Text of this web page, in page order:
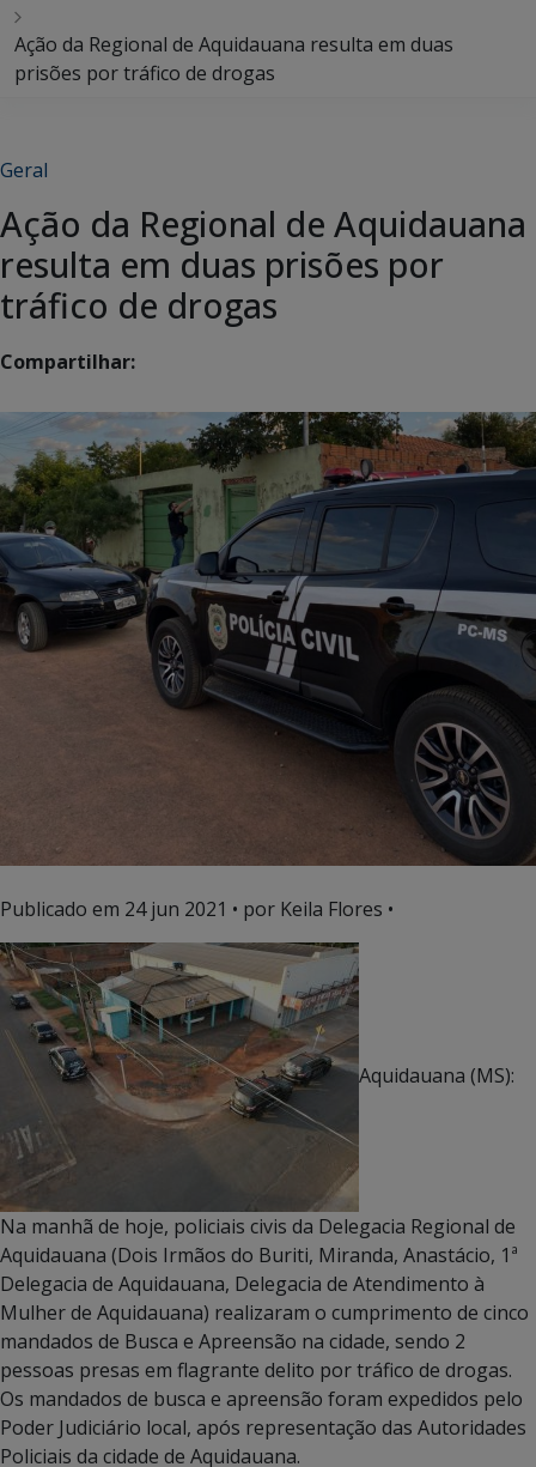
Ação da Regional de Aquidauana resulta em duas
prisões por tráfico de drogas
Geral
Ação da Regional de Aquidauana
resulta em duas prisões por
tráfico de drogas
Compartilhar:
Publicado em 24 jun 2021 • por Keila Flores •
Aquidauana (MS):
Na manhã de hoje, policiais civis da Delegacia Regional de
Aquidauana (Dois Irmãos do Buriti, Miranda, Anastácio, 1ª
Delegacia de Aquidauana, Delegacia de Atendimento à
Mulher de Aquidauana) realizaram o cumprimento de cinco
mandados de Busca e Apreensão na cidade, sendo 2
pessoas presas em flagrante delito por tráfico de drogas.
Os mandados de busca e apreensão foram expedidos pelo
Poder Judiciário local, após representação das Autoridades
Policiais da cidade de Aquidauana.